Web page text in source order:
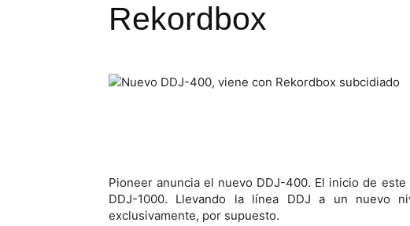
Rekordbox
Pioneer anuncia el nuevo DDJ-400. El inicio de
DDJ-1000. Llevando la línea DDJ a un nuevo
exclusivamente, por supuesto.